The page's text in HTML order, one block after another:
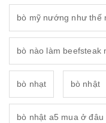
bò mỹ nướng như thế
bò nào làm beefsteak
bò nhạt bò nhật
bò nhật a5 mua ở đâu